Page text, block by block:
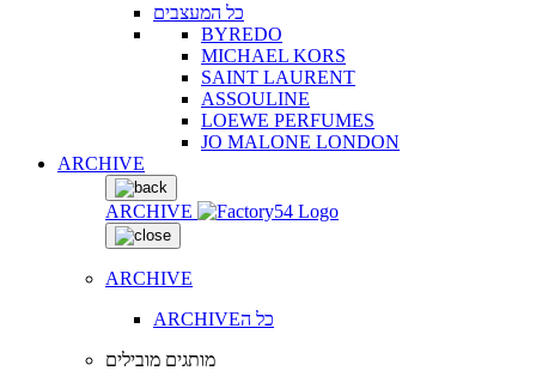
כל המעצבים
BYREDO
MICHAEL KORS
SAINT LAURENT
ASSOULINE
LOEWE PERFUMES
JO MALONE LONDON
ARCHIVE
ARCHIVE
ARCHIVE
ARCHIVEכל ה
מותגים מובילים